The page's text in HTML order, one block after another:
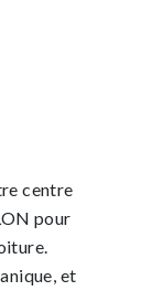
centre
pour
et